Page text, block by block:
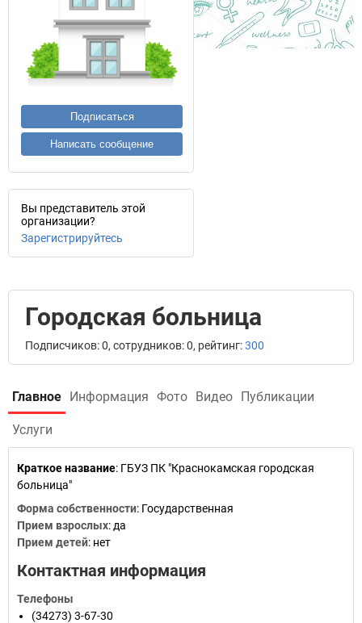
Подписаться
Написать сообщение
Вы представитель этой
организации?
Зарегистрируйтесь
Городская больница
Подписчиков: 0, сотрудников: 0, рейтинг:300
Главное Информация Фото Видео Публикации
Услуги
Краткое название: ГБУЗ ПК "Краснокамская городская
больница"
Форма собственности: Государственная
Прием взрослых: да
Прием детей: нет
Контактная информация
Телефоны
(34273) 3-67-30